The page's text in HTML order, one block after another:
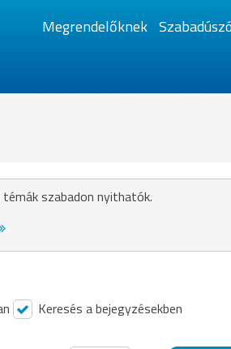
Megrendelőknek
szabadon nyithatók.
Keresés a bejegyzésekben